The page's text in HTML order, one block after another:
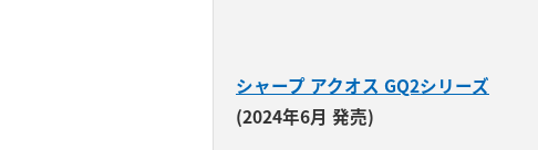
シャープ アクオス GQ2シリーズ
(2024年6月 発売)